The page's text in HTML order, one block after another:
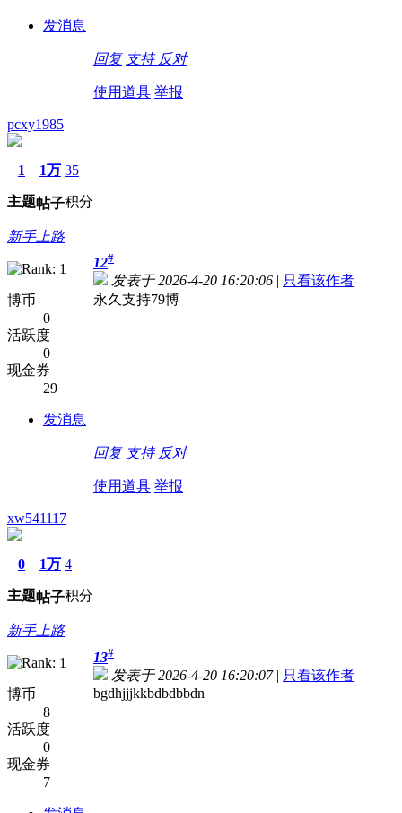
发消息
回复 支持 反对
使用道具 举报
pcxy1985
1
主题
1万
帖子
35
积分
新手上路
博币
0
活跃度
0
现金券
29
发消息
12#
发表于 2026-4-20 16:20:06 | 只看该作者
永久支持79博
回复 支持 反对
使用道具 举报
xw541117
0
主题
1万
帖子
4
积分
新手上路
博币
8
活跃度
0
现金券
7
13#
发表于 2026-4-20 16:20:07 | 只看该作者
bgdhjjjkkbdbdbbdn